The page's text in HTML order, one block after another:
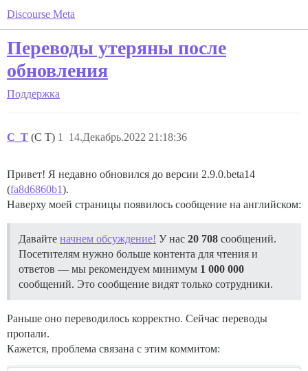
Discourse Meta
Переводы утеряны после
обновления
Поддержка
C_T (C T) 14.Декабрь.2022 21:18:36
1
Привет! Я недавно обновился до версии 2.9.0.beta14
(fa8d6860b1).
Наверху моей страницы появилось сообщение на английском:
Давайте начнем обсуждение! У нас 20 708 сообщений.
Посетителям нужно больше контента для чтения и
ответов — мы рекомендуем минимум 1 000 000
сообщений. Это сообщение видят только сотрудники.
Раньше оно переводилось корректно. Сейчас переводы
пропали.
Кажется, проблема связана с этим коммитом: